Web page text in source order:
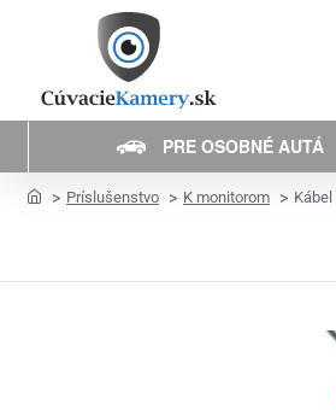
PRE OSOBNÉ AUTÁ
homePríslušenstvo K monitorom